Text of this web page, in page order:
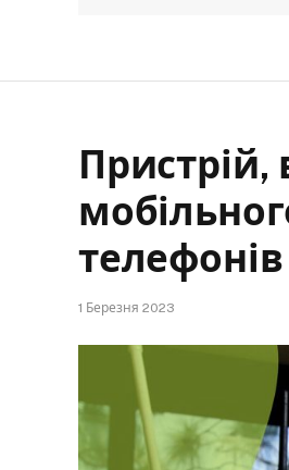
Пристрій,
телефонів
1 Березня 2023